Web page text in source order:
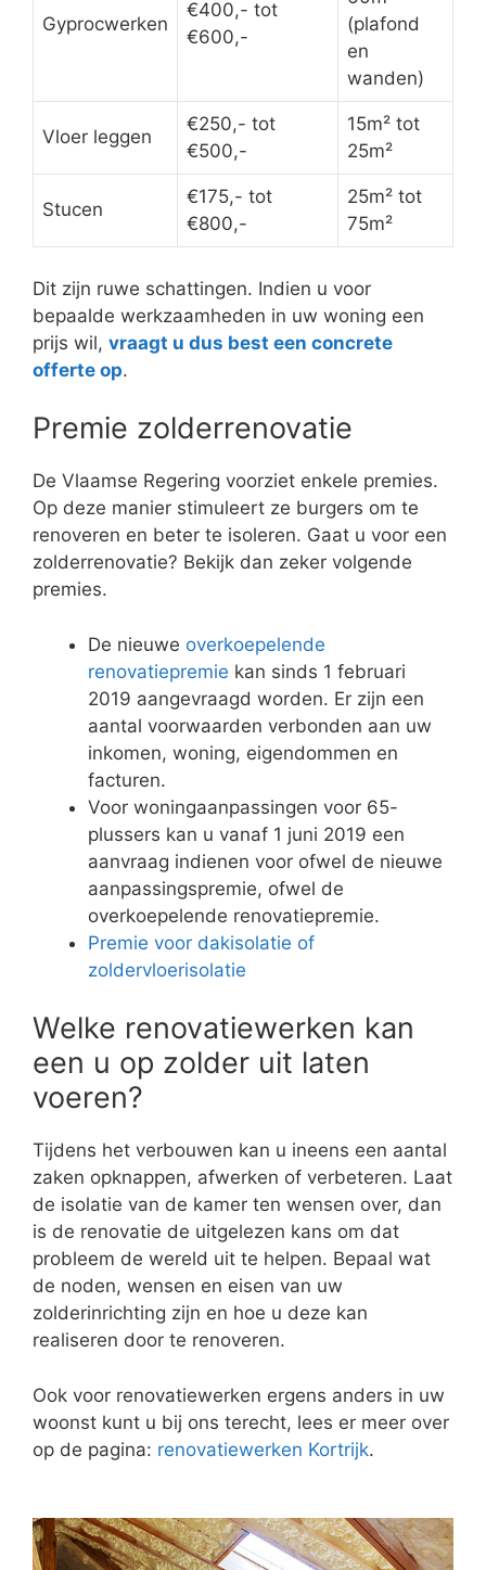
Gyprocwerken
€400,- tot
€600,-
(plafond
en
wanden)
Vloer leggen
€250,- tot
€500,-
15m² tot
25m²
Stucen
€175,- tot
€800,-
25m² tot
75m²
Dit zijn ruwe schattingen. Indien u voor
bepaalde werkzaamheden in uw woning een
prijs wil, vraagt u dus best een concrete
offerte op.
Premie zolderrenovatie
De Vlaamse Regering voorziet enkele premies.
Op deze manier stimuleert ze burgers om te
renoveren en beter te isoleren. Gaat u voor een
zolderrenovatie? Bekijk dan zeker volgende
premies.
De nieuwe overkoepelende
renovatiepremie kan sinds 1 februari
2019 aangevraagd worden. Er zijn een
aantal voorwaarden verbonden aan uw
inkomen, woning, eigendommen en
facturen.
Voor woningaanpassingen voor 65-
plussers kan u vanaf 1 juni 2019 een
aanvraag indienen voor ofwel de nieuwe
aanpassingspremie, ofwel de
overkoepelende renovatiepremie.
Premie voor dakisolatie of
zoldervloerisolatie
Welke renovatiewerken kan
een u op zolder uit laten
voeren?
Tijdens het verbouwen kan u ineens een aantal
zaken opknappen, afwerken of verbeteren. Laat
de isolatie van de kamer ten wensen over, dan
is de renovatie de uitgelezen kans om dat
probleem de wereld uit te helpen. Bepaal wat
de noden, wensen en eisen van uw
zolderinrichting zijn en hoe u deze kan
realiseren door te renoveren.
Ook voor renovatiewerken ergens anders in uw
woonst kunt u bij ons terecht, lees er meer over
op de pagina: renovatiewerken Kortrijk.